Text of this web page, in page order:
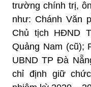
trường chính trị,
như: Chánh Văn
Chủ tịch HĐND
Quảng Nam (cũ);
UBND TP Đà
chỉ định giữ